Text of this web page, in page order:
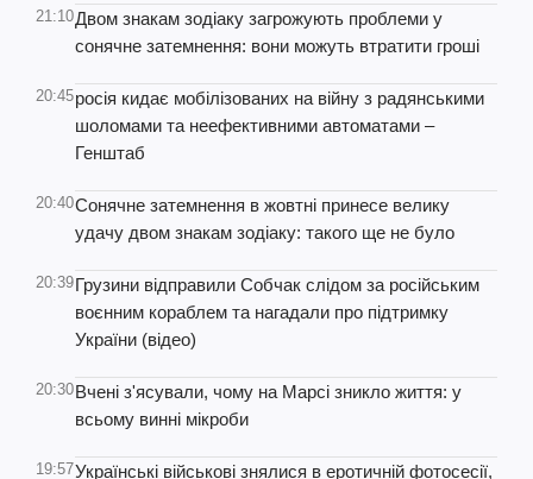
21:10Двом знакам зодіаку загрожують проблеми у
сонячне затемнення: вони можуть втратити гроші
20:45росія кидає мобілізованих на війну з радянськими
шоломами та неефективними автоматами –
Генштаб
20:40Сонячне затемнення в жовтні принесе велику
удачу двом знакам зодіаку: такого ще не було
20:39Грузини відправили Собчак слідом за російським
воєнним кораблем та нагадали про підтримку
України (відео)
20:30Вчені з'ясували, чому на Марсі зникло життя: у
всьому винні мікроби
19:57Українські військові знялися в еротичній фотосесії,